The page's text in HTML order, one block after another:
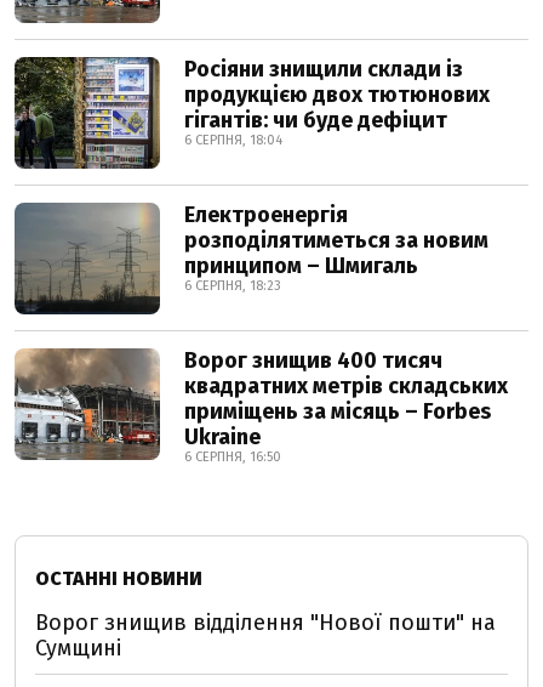
Росіяни знищили склади із
продукцією двох тютюнових
гігантів: чи буде дефіцит
6 СЕРПНЯ, 18:04
Електроенергія
розподілятиметься за новим
принципом – Шмигаль
6 СЕРПНЯ, 18:23
Ворог знищив 400 тисяч
квадратних метрів складських
приміщень за місяць – Forbes
Ukraine
6 СЕРПНЯ, 16:50
ОСТАННІ НОВИНИ
Ворог знищив відділення "Нової пошти" на
Сумщині